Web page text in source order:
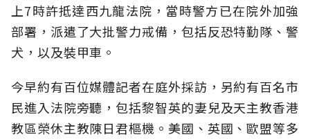
上7時許抵達西九龍法院，當時警方已在院外加強
部署，派遣了大批警力戒備，包括反恐特勤隊、警
犬，以及裝甲車。
今早約有百位媒體記者在庭外採訪，另約有百名市
民進入法院旁聽，包括黎智英的妻兒及天主教香港
教區榮休主教陳日君樞機。美國、英國、歐盟等多